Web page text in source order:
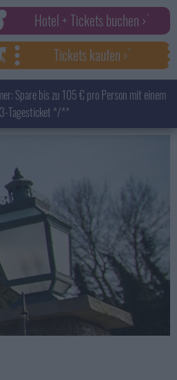
Hotel + Tickets buchen ›
Tickets kaufen ›
Spare bis zu 105 € pro Person mit einem
3-Tagesticket */**